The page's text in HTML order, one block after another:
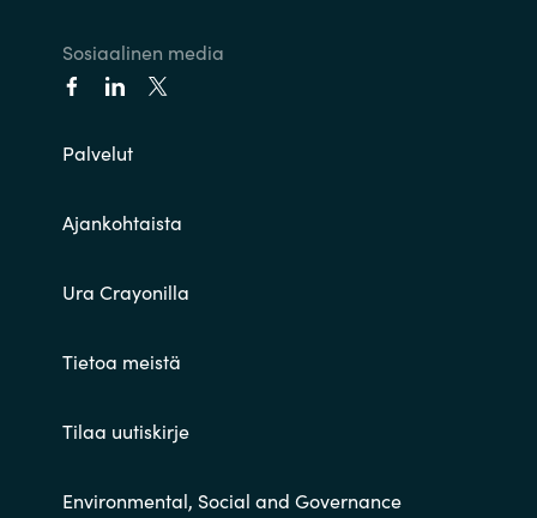
Sosiaalinen media
Palvelut
Ajankohtaista
Ura Crayonilla
Tietoa meistä
Tilaa uutiskirje
Environmental, Social and Governance